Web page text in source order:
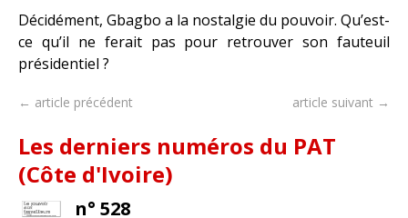
Décidément, Gbagbo a la nostalgie du pouvoir. Qu’est-
ce qu’il ne ferait pas pour retrouver son fauteuil
présidentiel ?
← article précédent article suivant →
Les derniers numéros du PAT
(Côte d'Ivoire)
n° 528